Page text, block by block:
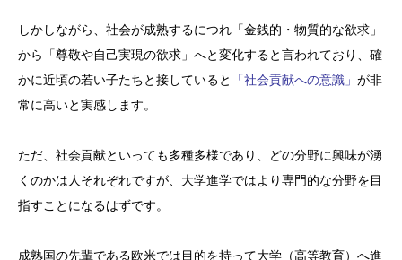
しかしながら、社会が成熟するにつれ「金銭的・物質的な欲求」
から「尊敬や自己実現の欲求」へと変化すると言われており、確
かに近頃の若い子たちと接していると
「社会貢献への意識」 が非
常に高いと実感します。
ただ、社会貢献といっても多種多様であり、どの分野に興味が湧
くのかは人それぞれですが、大学進学ではより専門的な分野を目
指すことになるはずです。
成熟国の先輩である欧米では目的を持って大学（高等教育）へ進